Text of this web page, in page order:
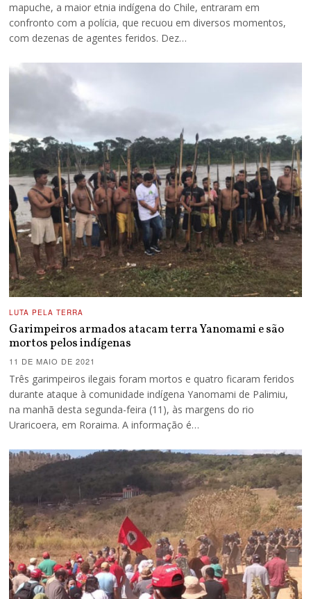
mapuche, a maior etnia indígena do Chile, entraram em
confronto com a polícia, que recuou em diversos momentos,
com dezenas de agentes feridos. Dez…
LUTA PELA TERRA
Garimpeiros armados atacam terra Yanomami e são
mortos pelos indígenas
11 DE MAIO DE 2021
Três garimpeiros ilegais foram mortos e quatro ficaram feridos
durante ataque à comunidade indígena Yanomami de Palimiu,
na manhã desta segunda-feira (11), às margens do rio
Uraricoera, em Roraima. A informação é…